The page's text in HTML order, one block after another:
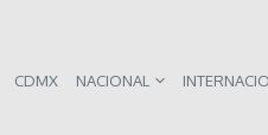
CDMX NACIONAL